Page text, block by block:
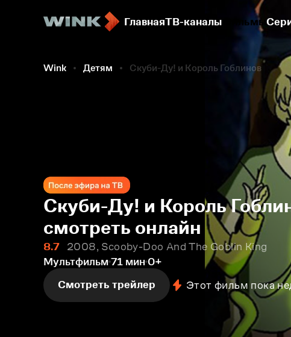
ГлавнаяТВ-каналы Фильмы
Wink Детям Скуби-Ду! и Король Гоблинов
Скуби-Ду! и Король
смотреть онлайн
8.7
2008, Scooby-Doo And The Goblin King
Мультфильм 71 мин 0+
Смотреть трейлер
Этот фильм пока